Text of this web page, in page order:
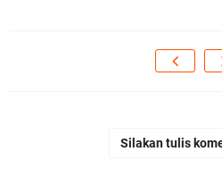
Silakan tulis